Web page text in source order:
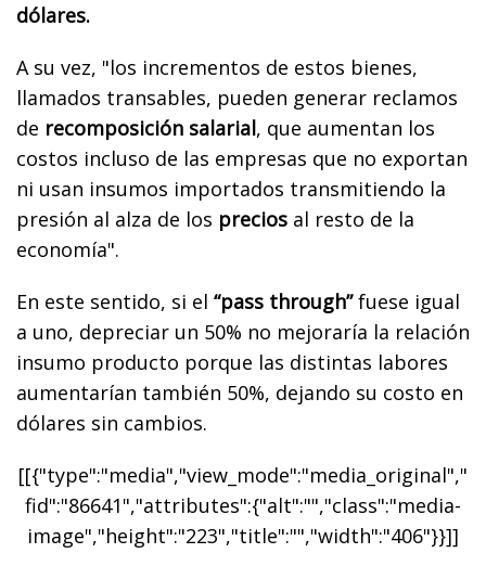
dólares.
A su vez, "los incrementos de estos bienes,
llamados transables, pueden generar reclamos
de recomposición salarial, que aumentan los
costos incluso de las empresas que no exportan
ni usan insumos importados transmitiendo la
presión al alza de los precios al resto de la
economía".
En este sentido, si el “pass through”fuese igual
a uno, depreciar un 50% no mejoraría la relación
insumo producto porque las distintas labores
aumentarían también 50%, dejando su costo en
dólares sin cambios.
[[{"type":"media","view_mode":"media_original","
fid":"86641","attributes":{"alt":"","class":"media-
image","height":"223","title":"","width":"406"}}]]